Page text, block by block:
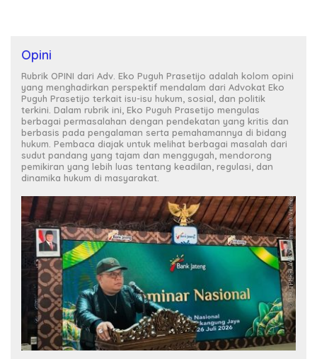
Opini
Rubrik OPINI dari Adv. Eko Puguh Prasetijo adalah kolom opini
yang menghadirkan perspektif mendalam dari Advokat Eko
Puguh Prasetijo terkait isu-isu hukum, sosial, dan politik
terkini. Dalam rubrik ini, Eko Puguh Prasetijo mengulas
berbagai permasalahan dengan pendekatan yang kritis dan
berbasis pada pengalaman serta pemahamannya di bidang
hukum. Pembaca diajak untuk melihat berbagai masalah dari
sudut pandang yang tajam dan menggugah, mendorong
pemikiran yang lebih luas tentang keadilan, regulasi, dan
dinamika hukum di masyarakat.